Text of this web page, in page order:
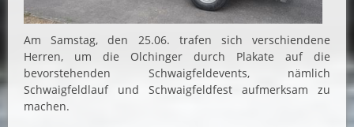
Am Samstag, den 25.06. trafen sich verschiendene
Herren, um die Olchinger durch Plakate auf die
bevorstehenden Schwaigfeldevents, nämlich
Schwaigfeldlauf und Schwaigfeldfest aufmerksam zu
machen.